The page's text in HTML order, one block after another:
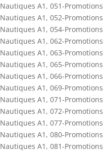
Nautiques A1 , 051-Promotions
Nautiques A1 , 052-Promotions
Nautiques A1 , 054-Promotions
Nautiques A1 , 062-Promotions
Nautiques A1 , 063-Promotions
Nautiques A1 , 065-Promotions
Nautiques A1 , 066-Promotions
Nautiques A1 , 069-Promotions
Nautiques A1 , 071-Promotions
Nautiques A1 , 072-Promotions
Nautiques A1 , 077-Promotions
Nautiques A1 , 080-Promotions
Nautiques A1 , 081-Promotions